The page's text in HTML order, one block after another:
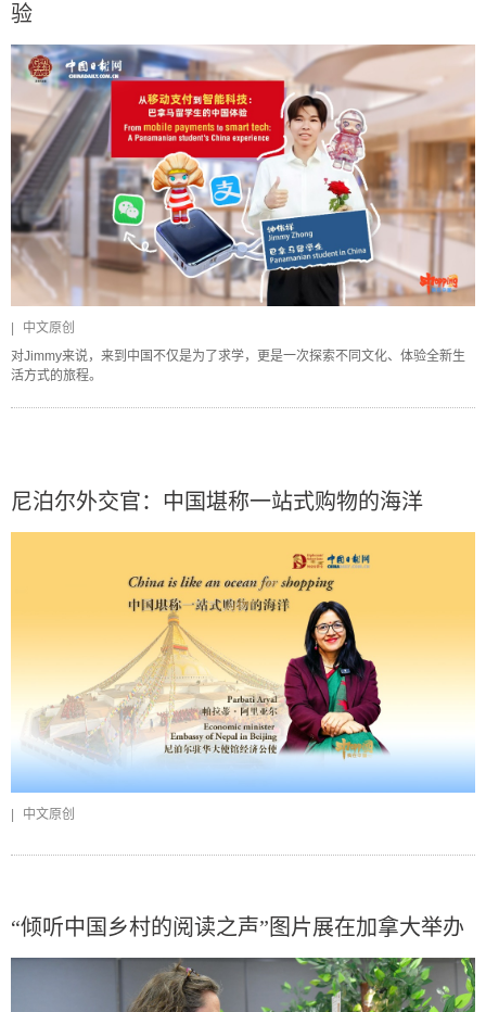
验
|
中文原创
对Jimmy来说，来到中国不仅是为了求学，更是一次探索不同文化、体验全新生
活方式的旅程。
尼泊尔外交官：中国堪称一站式购物的海洋
中文原创
“倾听中国乡村的阅读之声”图片展在加拿大举办